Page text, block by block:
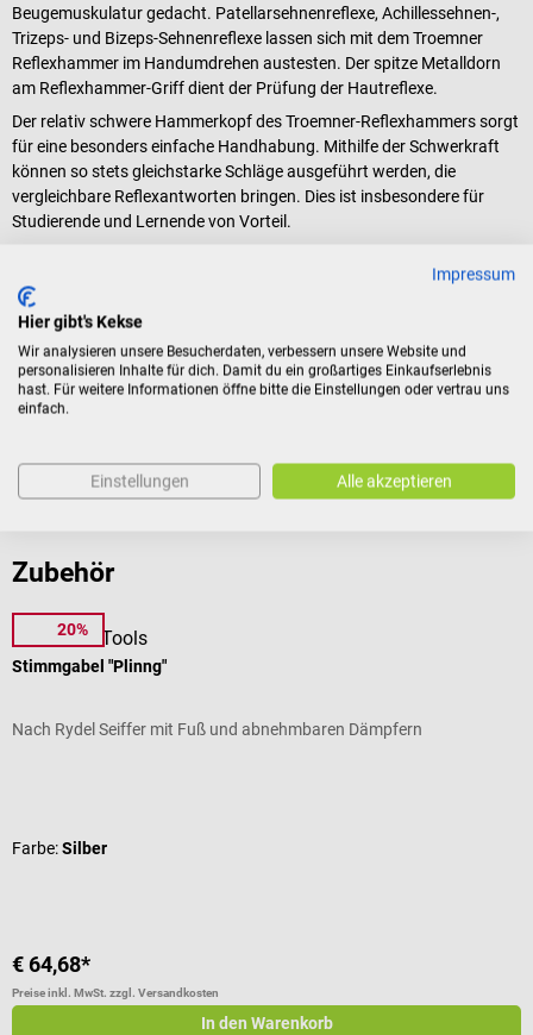
Beugemuskulatur gedacht. Patellarsehnenreflexe, Achillessehnen-,
Trizeps- und Bizeps-Sehnenreflexe lassen sich mit dem Troemner
Reflexhammer im Handumdrehen austesten. Der spitze Metalldorn
am Reflexhammer-Griff dient der Prüfung der Hautreflexe.
Der relativ schwere Hammerkopf des Troemner-Reflexhammers sorgt
für eine besonders einfache Handhabung. Mithilfe der Schwerkraft
können so stets gleichstarke Schläge ausgeführt werden, die
vergleichbare Reflexantworten bringen. Dies ist insbesondere für
Studierende und Lernende von Vorteil.
1 DocCheck Reflexhammer "Klopp" in der gewählten Farbe
Produktidentifikation
Bewertungen
Zubehör
20%
DocCheck Tools
Stimmgabel "Plinng"
Nach Rydel Seiffer mit Fuß und abnehmbaren Dämpfern
Farbe:Silber
€ 64,68*
Preise inkl. MwSt. zzgl. Versandkosten
In den Warenkorb
Impressum
Hier gibt's Kekse
Wir analysieren unsere Besucherdaten, verbessern unsere Website und
personalisieren Inhalte für dich. Damit du ein großartiges Einkaufserlebnis
hast. Für weitere Informationen öffne bitte die Einstellungen oder vertrau uns
einfach.
Einstellungen Alle akzeptieren